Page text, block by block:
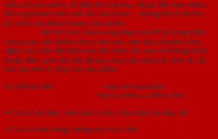
mẫu mã sản phẩm, về diện tích phòng, về giá tiền bao nhiêu…
Nếu quý khách đến với Sài Gòn Door – chúng tôi sẽ hỗ trợ
tốt nhất cho khách hàng. Sản phẩm
tại Sài Gòn Door cung ứng cam kết là hàng chất
lượng cao, sản phẩm được sản xuất trên dây chuyền công
nghệ cao, hiện đại đảm bảo độ chính xác cao về thông số kỹ
thuật. Bên cạnh đó vấn đề gia công cửa cũng rất tinh tế, sắc
xảo tạo nên vẻ đẹp cho sản phẩm.
Có thể nói đến – bạn sẽ mua được
hội tụ nhiều ưu điểm như:
+ Cửa có độ bền, cửa chắc chắn, chịu được va đập tốt
+ Cửa có khả năng chống chịu nước tốt